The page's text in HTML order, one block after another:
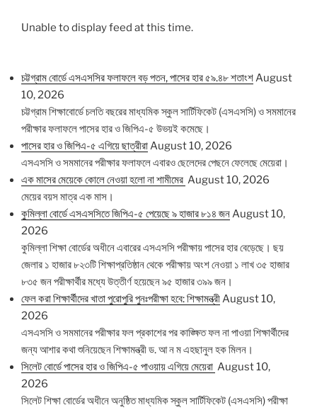
Unable to display feed at this time.
চট্টগ্রাম বোর্ডে এসএসসির ফলাফলে বড় পতন, পাসের হার ৫৯.৪৮ শতাংশ August
10, 2026
চট্টগ্রাম শিক্ষাবোর্ডে চলতি বছরের মাধ্যমিক স্কুল সার্টিফিকেট (এসএসসি) ও সমমানের
পরীক্ষার ফলাফলে পাসের হার ও জিপিএ-৫ উভয়ই কমেছে।
পাসের হার ও জিপিএ-৫ এগিয়ে ছাত্রীরা August 10, 2026
এসএসসি ও সমমানের পরীক্ষার ফলাফলে এবারও ছেলেদের পেছনে ফেলেছে মেয়েরা।
এক মাসের মেয়েকে কোলে নেওয়া হলো না শামীমের August 10, 2026
মেয়ের বয়স মাত্র এক মাস।
কুমিল্লা বোর্ডে এসএসসিতে জিপিএ-৫ পেয়েছে ৯ হাজার ৮১৪ জন August 10,
2026
কুমিল্লা শিক্ষা বোর্ডের অধীনে এবারের এসএসসি পরীক্ষায় পাসের হার বেড়েছে। ছয়
জেলার ১ হাজার ৮২৩টি শিক্ষাপ্রতিষ্ঠান থেকে পরীক্ষায় অংশ নেওয়া ১ লাখ ৩৫ হাজার
৮৩৫ জন পরীক্ষার্থীর মধ্যে উত্তীর্ণ হয়েছেন ৯৫ হাজার ৩৯৯ জন।
ফেল করা শিক্ষার্থীদের খাতা পুরোপুরি পুনঃপরীক্ষা হবে: শিক্ষামন্ত্রী August 10,
2026
এসএসসি ও সমমানের পরীক্ষার ফল প্রকাশের পর কাঙ্ক্ষিত ফল না পাওয়া শিক্ষার্থীদের
জন্য আশার কথা শুনিয়েছেন শিক্ষামন্ত্রী ড. আ ন ম এহছানুল হক মিলন।
সিলেট বোর্ডে পাসের হার ও জিপিএ-৫ পাওয়ায় এগিয়ে মেয়েরা August 10,
2026
সিলেট শিক্ষা বোর্ডের অধীনে অনুষ্ঠিত মাধ্যমিক স্কুল সার্টিফিকেট (এসএসসি) পরীক্ষা